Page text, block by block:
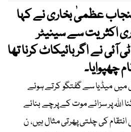
عظمیٰ بخاری نے کہا
اکثریت سے سینیٹر
نے اگر بائیکاٹ کرنا تھا
چھپوایا۔
میں میڈیا سے گفتگو کرتے ہوئے
اللہ پر سزائے موت کے پرچے بنائے
کی چلتی پھرتی مثال ہیں، ن